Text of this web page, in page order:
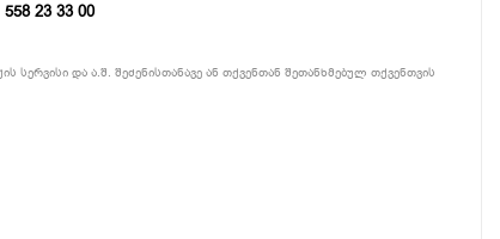
23 33 00
სერვისი და ა.შ. შეძენისთანავე ან თქვენთან შეთანხმებულ თქვენთვის